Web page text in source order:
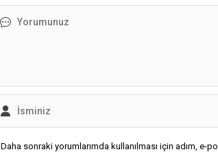
Daha sonraki yorumlarımda kullanılması için adım, e-